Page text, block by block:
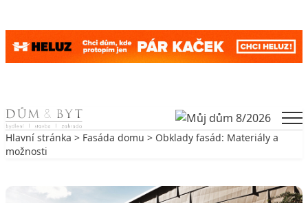
Skip to content
Hlavní stránka > Fasáda domu > Obklady fasád: Materiály a
možnosti